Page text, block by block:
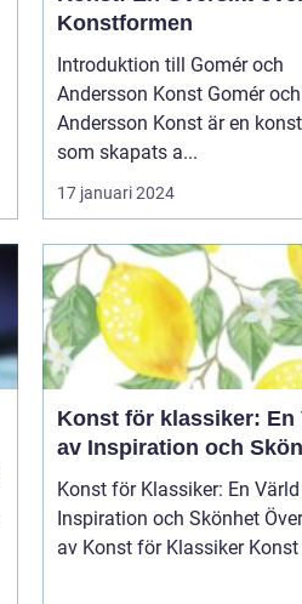
Konstformen
Introduktion till Gomér och
Andersson Konst Gomér och
Andersson Konst är en
som skapats a...
17 januari 2024
Konst för klassiker: En
av Inspiration och
Konst för Klassiker: En
Inspiration och Skönhet Översikt
av Konst för